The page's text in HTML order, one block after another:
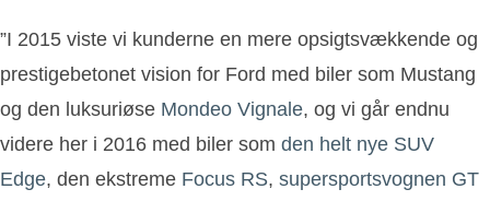
”I 2015 viste vi kunderne en mere opsigtsvækkende og
prestigebetonet vision for Ford med biler som Mustang
og den luksuriøse Mondeo Vignale, og vi går endnu
videre her i 2016 med biler som den helt nye SUV
Edge, den ekstreme Focus RS, supersportsvognen GT